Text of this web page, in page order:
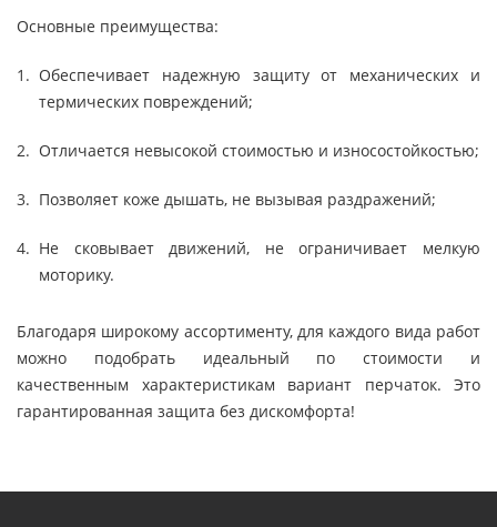
Основные преимущества:
Обеспечивает надежную защиту от механических и
термических повреждений;
Отличается невысокой стоимостью и износостойкостью;
Позволяет коже дышать, не вызывая раздражений;
Не сковывает движений, не ограничивает мелкую
моторику.
Благодаря широкому ассортименту, для каждого вида работ
можно подобрать идеальный по стоимости и
качественным характеристикам вариант перчаток. Это
гарантированная защита без дискомфорта!